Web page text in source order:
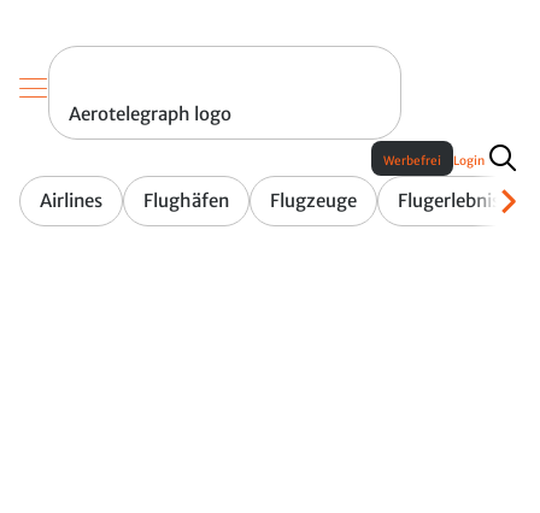
Aerotelegraph logo
Airlines Flughäfen Flugzeuge Flugerlebnis
Werbefrei Login